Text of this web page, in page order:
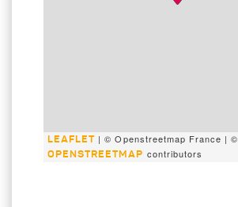
LEAFLET | © Openstreetmap France | ©
OPENSTREETMAP contributors